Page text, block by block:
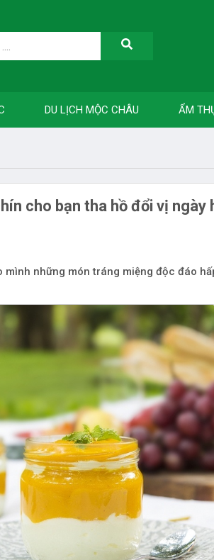
DU LỊCH MỘC CHÂU ẨM
cho bạn tha hồ đổi vị ngày
những món tráng miệng độc đáo